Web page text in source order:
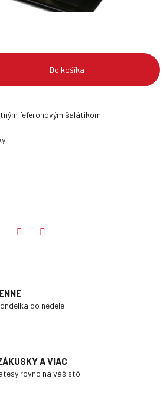
Do košíka
feferónovým šalátikom
do nedele
A VIAC
rovno na váš stôl